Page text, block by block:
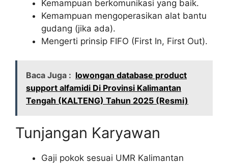
Kemampuan berkomunikasi yang baik.
Kemampuan mengoperasikan alat bantu
gudang (jika ada).
Mengerti prinsip FIFO (First In, First Out).
Baca Juga : lowongan database product
support alfamidi Di Provinsi Kalimantan
Tengah (KALTENG) Tahun 2025 (Resmi)
Tunjangan Karyawan
Gaji pokok sesuai UMR Kalimantan